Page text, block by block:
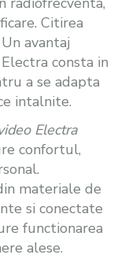
Citirea
avantaj
consta in
a se adapta
intalnite.
Electra
confortul,
materiale de
si conectate
functionarea
alese.